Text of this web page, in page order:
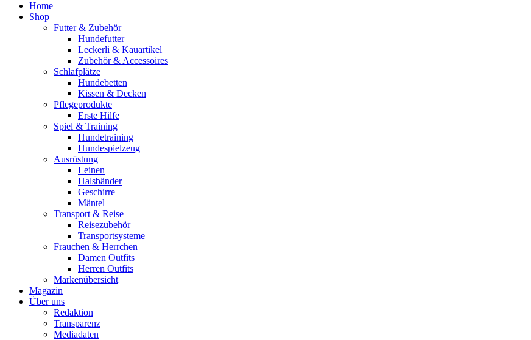
Home
Shop
Futter & Zubehör
Hundefutter
Leckerli & Kauartikel
Zubehör & Accessoires
Schlafplätze
Hundebetten
Kissen & Decken
Pflegeprodukte
Erste Hilfe
Spiel & Training
Hundetraining
Hundespielzeug
Ausrüstung
Leinen
Halsbänder
Geschirre
Mäntel
Transport & Reise
Reisezubehör
Transportsysteme
Frauchen & Herrchen
Damen Outfits
Herren Outfits
Markenübersicht
Magazin
Über uns
Redaktion
Transparenz
Mediadaten